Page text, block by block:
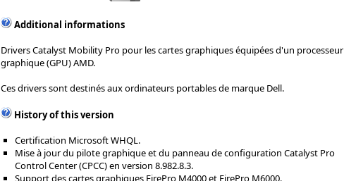
Additional informations
Drivers Catalyst Mobility Pro pour les cartes graphiques équipées d'un processeur
graphique (GPU) AMD.
Ces drivers sont destinés aux ordinateurs portables de marque Dell.
History of this version
Certification Microsoft WHQL.
Mise à jour du pilote graphique et du panneau de configuration Catalyst Pro
Control Center (CPCC) en version 8.982.8.3.
Support des cartes graphiques FirePro M4000 et FirePro M6000.